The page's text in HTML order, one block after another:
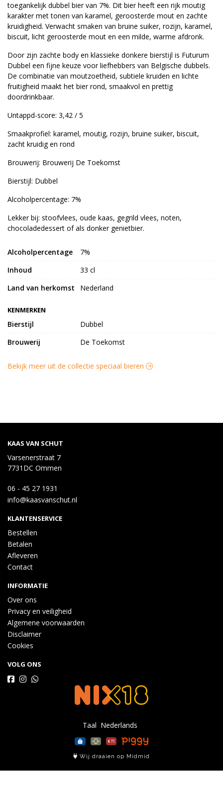
toegankelijk dubbel bier van 7%. Dit bier heeft een rijk moutig
karakter met tonen van karamel, geroosterde mout en zachte
kruidigheid. Verwacht smaken van bruine suiker, rozijn, karamel,
biscuit, licht geroosterde mout en een milde, warme afdronk.
Door zijn zachte body en klassieke donkere bierstijl is Futurum
Dubbel een fijne keuze voor liefhebbers van Belgische dubbels.
De combinatie van moutzoetheid, subtiele kruiden en lichte
fruitigheid maakt het bier rond, smaakvol en prettig
doordrinkbaar.
Untappd-score: 3,42 / 5
Smaakprofiel: karamel, moutig, rozijn, bruine suiker, biscuit,
zacht kruidig en rond
Brouwerij: Brouwerij De Toekomst
Bierstijl: Dubbel
Alcoholpercentage: 7%
Lekker bij: stoofvlees, oude kaas, gegrild vlees, noten,
chocoladedessert of als donker genietbier.
Alcoholpercentage
7%
Inhoud
33 cl
Land van herkomst
Nederland
KENMERKEN
Bierstijl
Dubbel
Brouwerij
De Toekomst
Bekijk meer uit de collectie speciaal bieren
KAAS VAN SCHUT
Varsenerstraat 7
7731DC Ommen
06 - 45 27 1931
info@kaasvanschut.nl
KLANTENSERVICE
Bestellen
Betalen
Afleveren
Contact
INFORMATIE
Over ons
Privacy en veiligheid
Algemene voorwaarden
Disclaimer
Cookies
VOLG ONS
Taal
Wij draaien op Midmid